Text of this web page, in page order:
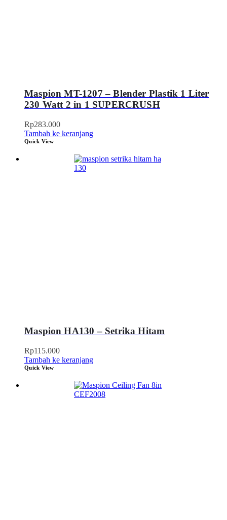
Maspion MT-1207 – Blender Plastik 1 Liter
230 Watt 2 in 1 SUPERCRUSH
Rp283.000
Tambah ke keranjang
Quick View
Maspion HA130 – Setrika Hitam
Rp115.000
Tambah ke keranjang
Quick View